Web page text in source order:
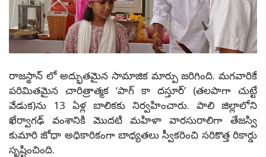
రాజస్థాన్ లో అద్భుతమైన సామాజిక మార్పు జరిగింది. మగవారికే
పరిమితమైన చారిత్రాత్మక ‘పాగ్ కా దస్తూర్’ (తలపాగా చుట్టే
వేడుక)ను 13 ఏళ్ల బాలికకు నిర్వహించారు. పాలి జిల్లాలోని
ఖేర్వాగఢ్ వంశానికి మొదటి మహిళా వారసురాలిగా తేజస్వి
కుమారి జోధా అధికారికంగా బాధ్యతలు స్వీకరించి సరికొత్త రికార్డు
సృష్టించింది.